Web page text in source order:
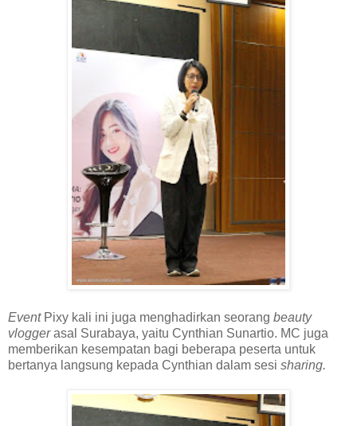
Event Pixy kali ini juga menghadirkan seorang beauty
vloggerasal Surabaya, yaitu Cynthian Sunartio. MC juga
memberikan kesempatan bagi beberapa peserta untuk
bertanya langsung kepada Cynthian dalam sesi sharing.